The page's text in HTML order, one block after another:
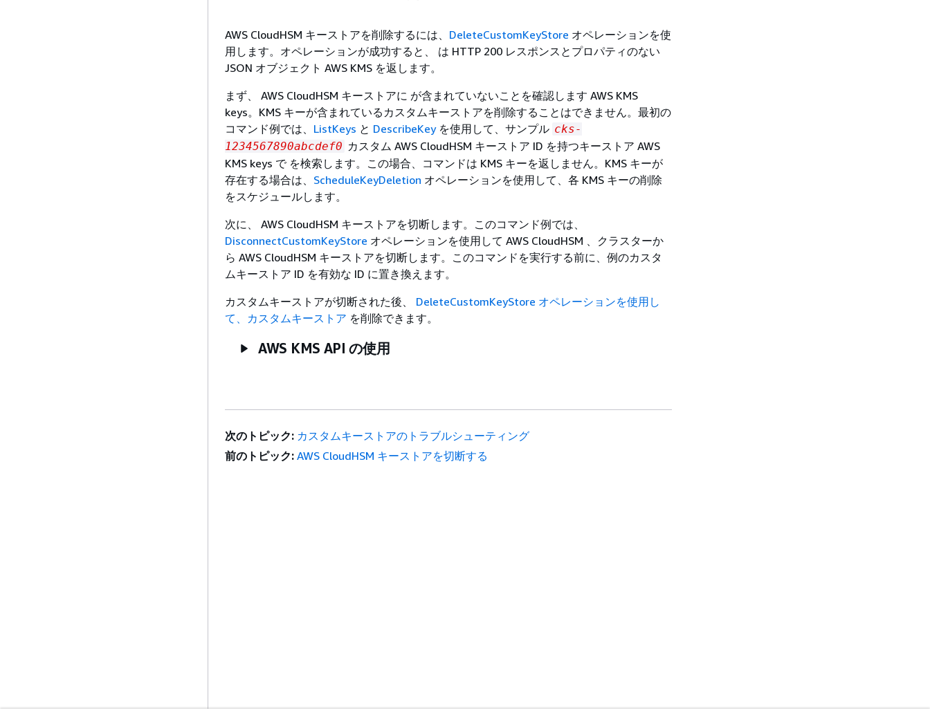
AWS CloudHSM キーストアを削除するには、 DeleteCustomKeyStore オペレーションを使
用します。オペレーションが成功すると、 は HTTP 200 レスポンスとプロパティのない
JSON オブジェクト AWS KMS を返します。
まず、 AWS CloudHSM キーストアに が含まれていないことを確認します AWS KMS
keys。KMS キーが含まれているカスタムキーストアを削除することはできません。最初の
コマンド例では、 ListKeys と DescribeKeyを使用して、サンプル cks-
1234567890abcdef0 カスタム AWS CloudHSM キーストア ID を持つキーストア AWS
KMS keys で を検索します。この場合、コマンドは KMS キーを返しません。KMS キーが
存在する場合は、 ScheduleKeyDeletion オペレーションを使用して、各 KMS キーの削除
をスケジュールします。
次に、 AWS CloudHSM キーストアを切断します。このコマンド例では、
DisconnectCustomKeyStore オペレーションを使用して AWS CloudHSM 、クラスターか
ら AWS CloudHSM キーストアを切断します。このコマンドを実行する前に、例のカスタ
ムキーストア ID を有効な ID に置き換えます。
カスタムキーストアが切断された後、 DeleteCustomKeyStore オペレーションを使用し
て、カスタムキーストア を削除できます。
AWS KMS API の使用
次のトピック: カスタムキーストアのトラブルシューティング
前のトピック: AWS CloudHSM キーストアを切断する